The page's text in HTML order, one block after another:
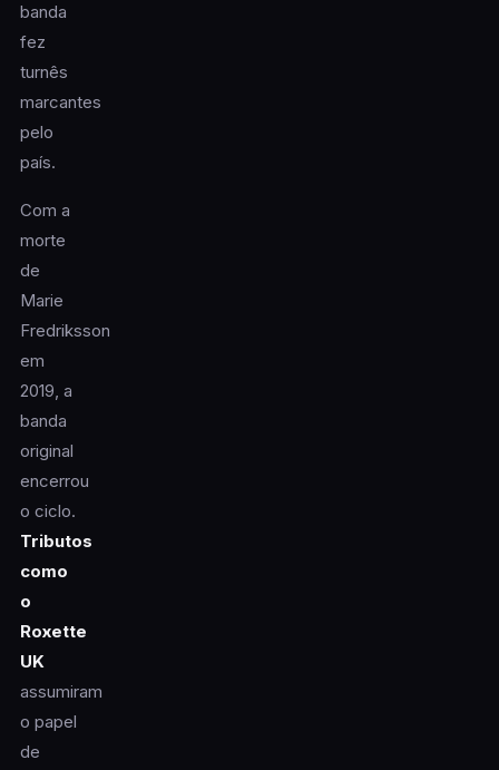
banda
fez
turnês
marcantes
pelo
país.
Com a
morte
de
Marie
Fredriksson
em
2019, a
banda
original
encerrou
o ciclo.
Tributos
como
o
Roxette
UK
assumiram
o papel
de